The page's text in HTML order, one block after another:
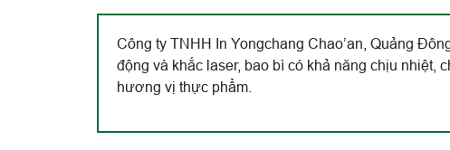
Công ty TNHH In Yongchang Chao’an, Quảng
động và khắc laser, bao bì có khả năng chịu nhiệt,
hương vị thực phẩm.